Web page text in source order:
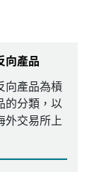
向產品
向產品為槓
的分類，以
外交易所上